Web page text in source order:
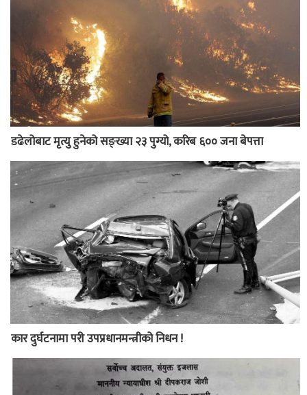
डढेलोबाट मृत्यु हुनेको सङ्ख्या २३ पुग्यो, करिब ६०० जना बेपत्ता
कार दुर्घटनामा परी उपप्रधानमन्त्रीको निधन !